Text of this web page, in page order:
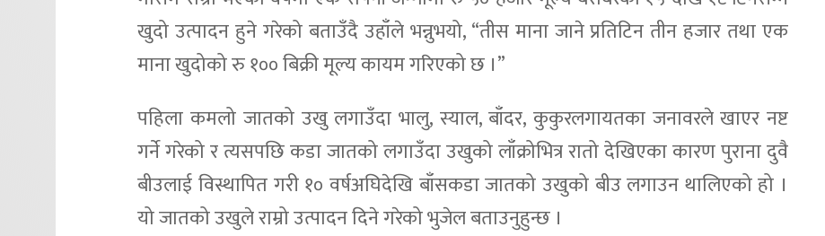
खुदो उत्पादन हुने गरेको बताउँदै उहाँले भन्नुभयो, “तीस माना जाने प्रतिटिन तीन हजार तथा एक
माना खुदोको रु १०० बिक्री मूल्य कायम गरिएको छ ।”
पहिला कमलो जातको उखु लगाउँदा भालु, स्याल, बाँदर, कुकुरलगायतका जनावरले खाएर नष्ट
गर्ने गरेको र त्यसपछि कडा जातको लगाउँदा उखुको लाँक्रोभित्र रातो देखिएका कारण पुराना दुवै
बीउलाई विस्थापित गरी १० वर्षअघिदेखि बाँसकडा जातको उखुको बीउ लगाउन थालिएको हो ।
यो जातको उखुले राम्रो उत्पादन दिने गरेको भुजेल बताउनुहुन्छ ।